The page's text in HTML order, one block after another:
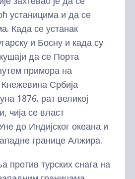
устаницима и да се
Када се устанак
и Босну и када су
да се Порта
примора на
Србија
1876. рат великој
чија се власт
до Индијског океана и
границе Алжира.
против турских снага на